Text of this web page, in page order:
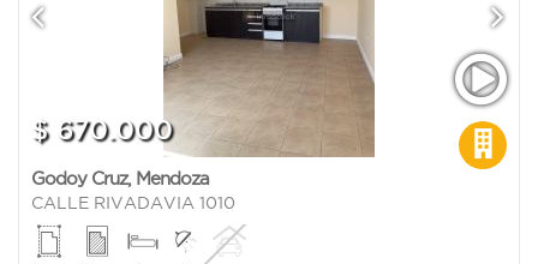
$ 670.000
Godoy Cruz, Mendoza
CALLE RIVADAVIA 1010